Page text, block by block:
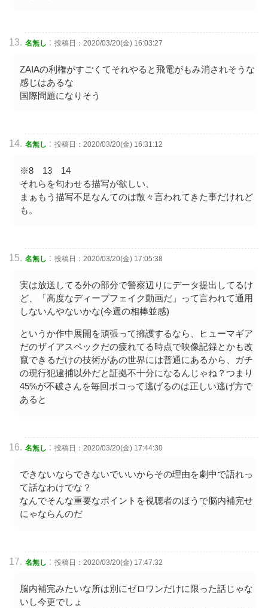
名無し : 投稿日：2020/03/20(金) 16:03:27
ZAIAの利権がすごくてそれやると飛電がもみ消されそうな
感じはあるな
国際問題になりそう
名無し : 投稿日：2020/03/20(金) 16:31:12
※8 13 14
それらを匂わせる描写が欲しい、
まぁもう描写不足なんてのは散々言われてきた事だけれど
も。
名無し : 投稿日：2020/03/20(金) 17:05:38
実は放送してる外の部分で警察辺りにデータ提出してるけ
ど、「高度なディープフェイク動画だ」って言われて通用
しないんやないかな(今週の相棒並感)
というか作中展開を頑張って擁護するなら、ヒューマギア
だのザイアスペックだの疲れてる時点で映像記録とかも改
竄できるだけの技術があの世界には普通にあるから、ガチ
の現行犯逮捕以外だと証拠不十分になるんじゃね？つまり
45%が不破さんを毎回ボコって逃げるのは正しい逃げ方で
あると
名無し : 投稿日：2020/03/20(金) 17:44:30
できないならできないでいいからその理由を劇中で語れっ
て話なわけでな？
なんでそんな重要なポイントを視聴者のほうで脳内補完せ
にゃならんのだ
名無し : 投稿日：2020/03/20(金) 17:47:32
脳内補完みたいな所は別にゼロワンだけに限った話じゃな
いし今更でしょ